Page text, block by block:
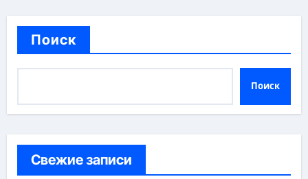
Поиск
Поиск
Свежие записи